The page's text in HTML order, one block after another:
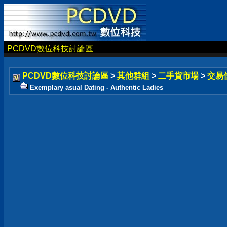
PCDVD數位科技討論區
PCDVD數位科技討論區 > 其他群組 > 二手貨市場 > 交易
Exemplary asual Dating - Authentic Ladies